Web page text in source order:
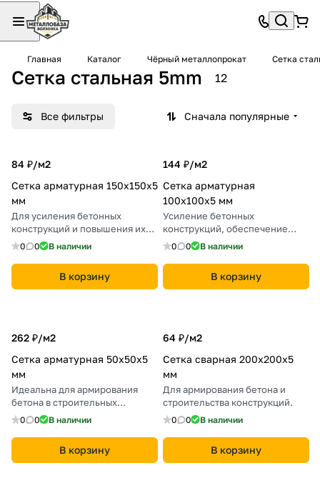
Главная Каталог Чёрный металлопрокат Сетка
Сетка стальная 5mm 12
Все фильтры Сначала популярные
84 ₽/м2
Сетка арматурная 150х150х5
мм
Для усиления бетонных
конструкций и повышения их
прочности.
0 0 В наличии
В корзину
144 ₽/м2
Сетка арматурная
100х100х5 мм
Усиление бетонных
конструкций, обеспечение
прочности и долговечности.
0 0 В наличии
В корзину
262 ₽/м2
Сетка арматурная 50х50х5
мм
Идеальна для армирования
бетона в строительных
конструкциях.
0 0 В наличии
В корзину
64 ₽/м2
Сетка сварная 200х200х5
мм
Для армирования бетона и
строительства конструкций.
0 0 В наличии
В корзину